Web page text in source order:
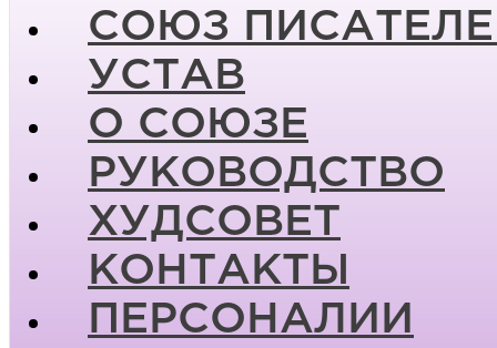
СОЮЗ
УСТАВ
О СОЮЗЕ
РУКОВОДСТВО
ХУДСОВЕТ
КОНТАКТЫ
ПЕРСОНАЛИИ